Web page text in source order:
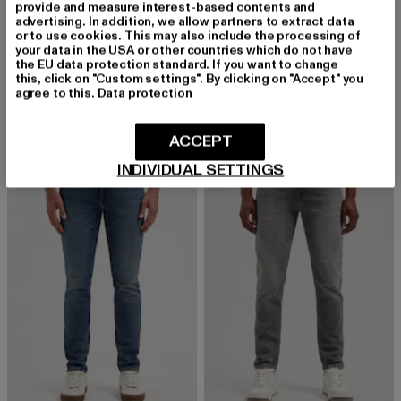
DSTREZZED
Lancaster
99,39 EUR
Derzeitiger Preis: 99,39 EUR
139,99 EURAktionspreis: 139,99 EUR
DSTREZZED
Logan 5-Pocket
103,59 EUR
Derzeitiger Preis: 103,59 EUR
139,99 EUR
-29%
provide and measure interest-based contents and
advertising. In addition, we allow partners to extract data
or to use cookies. This may also include the processing of
your data in the USA or other countries which do not have
the EU data protection standard. If you want to change
this, click on "Custom settings". By clicking on "Accept" you
agree to this. Data protection
INDIVIDUAL SETTINGS
ACCEPT